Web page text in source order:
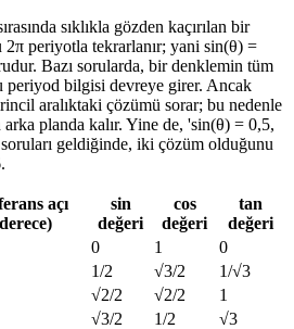
sıklıkla gözden kaçırılan bir
periyotla tekrarlanır; yani sin(θ) =
Bazı sorularda, bir denklemin tüm
periyod bilgisi devreye girer. Ancak
aralıktaki çözümü sorar; bu nedenle
planda kalır. Yine de, 'sin(θ) = 0,5,
geldiğinde, iki çözüm olduğunu
açı
sin
değeri
cos
değeri
tan
değeri
0 1
0
1/2 √3/2
1/√3
√2/2 √2/2
1
√3/2 1/2
√3